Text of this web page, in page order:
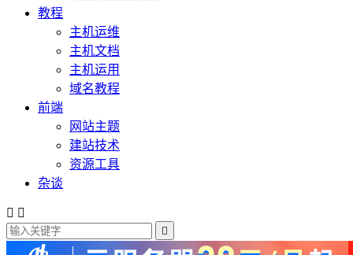
教程
主机运维
主机文档
主机运用
域名教程
前端
网站主题
建站技术
资源工具
杂谈
 
